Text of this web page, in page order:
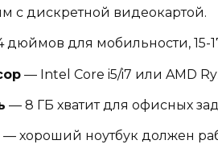
с дискретной видеокартой.
дюймов для мобильности,
— Intel Core i5/i7 или AMD
— 8 ГБ хватит для офисных
— хороший ноутбук должен